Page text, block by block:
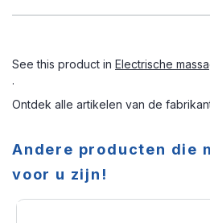
See this product in Electrische
.
Ontdek alle artikelen van de
Andere producten die
voor u zijn!